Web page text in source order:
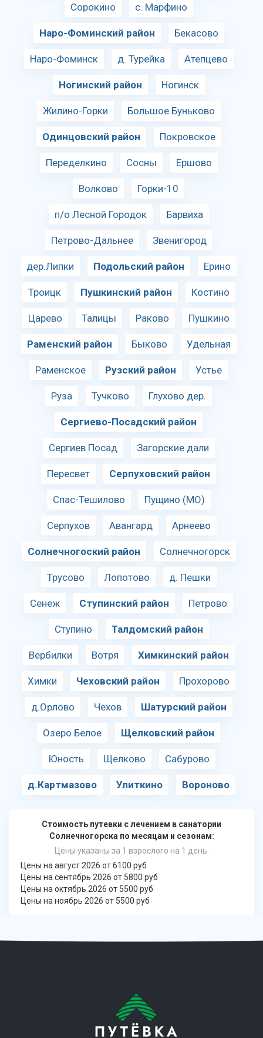
Сорокино с. Марфино
Наро-Фоминский район Бекасово
Наро-Фоминск д. Турейка Атепцево
Ногинский район Ногинск
Жилино-Горки Большое Буньково
Одинцовский район Покровское
Переделкино Сосны Ершово
Волково Горки-10
п/о Лесной Городок Барвиха
Петрово-Дальнее Звенигород
дер.Липки Подольский район Ерино
Троицк Пушкинский район Костино
Царево Талицы Раково Пушкино
Раменский район Быково Удельная
Раменское Рузский район Устье
Руза Тучково Глухово дер.
Сергиево-Посадский район
Сергиев Посад Загорские дали
Пересвет Серпуховский район
Спас-Тешилово Пущино (МО)
Серпухов Авангард Арнеево
Солнечногоский район Солнечногорск
Трусово Лопотово д. Пешки
Сенеж Ступинский район Петрово
Ступино Талдомский район
Вербилки Вотря Химкинский район
Химки Чеховский район Прохорово
д.Орлово Чехов Шатурский район
Озеро Белое Щелковский район
Юность Щелково Сабурово
д.Картмазово Улиткино Вороново
Стоимость путевки с лечением в санатории
Солнечногорска по месяцам и сезонам:
Цены указаны за 1 взрослого на 1 день.
Цены на август 2026 от 6100 руб
Цены на сентябрь 2026 от 5800 руб
Цены на октябрь 2026 от 5500 руб
Цены на ноябрь 2026 от 5500 руб